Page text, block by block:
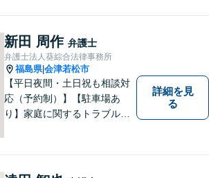
原動力です。トラブルがより
複雑化してしまう前に、ぜひ
お気軽にご連絡ください。
新田 周作 弁護士
弁護士法人葵綜合法律事務所
福島県|会津若松市
【平日夜間・土日祝も相談対
応（予約制）】【駐車場あ
り】家庭に関するトラブルか
詳細を見
る